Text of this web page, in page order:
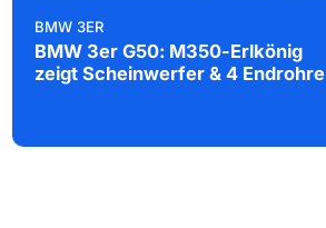
BMW 3ER
BMW 3er G50: M350-Erlkönig
zeigt Scheinwerfer & 4 Endrohre